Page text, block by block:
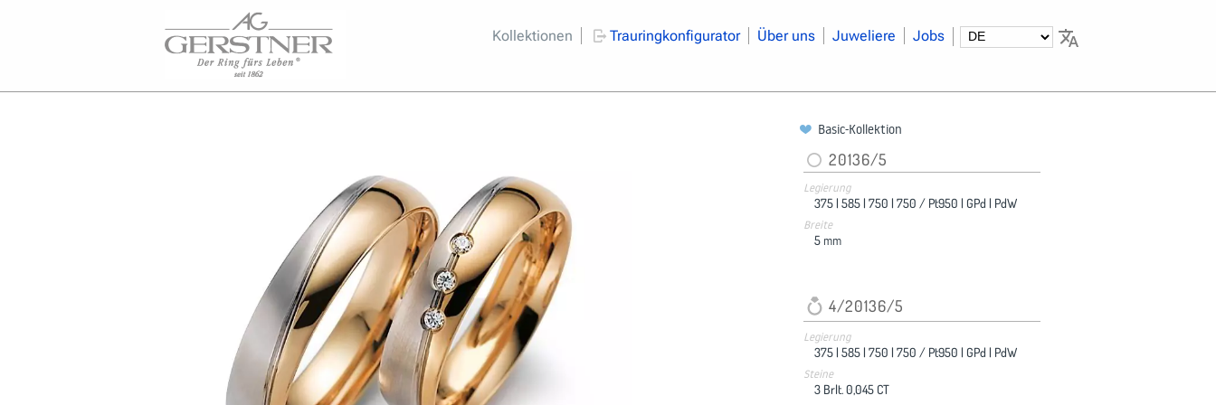
Kollektionen Trauringkonfigurator Über uns Juweliere Jobs
Basic-Kollektion
20136/5
Legierung
375 | 585 | 750 | 750 / Pt950 | GPd | PdW
Breite
5 mm
4/20136/5
Legierung
375 | 585 | 750 | 750 / Pt950 | GPd | PdW
Steine
3 Brlt. 0,045 CT